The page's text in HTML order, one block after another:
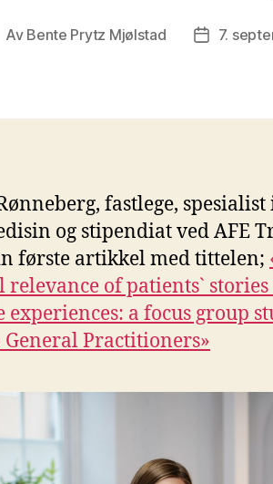
Av Bente Prytz Mjølstad 7.
fastlege, spesialist
og stipendiat ved AFE
første artikkel med tittelen;
relevance of patients`
experiences: a focus group
Practitioners»